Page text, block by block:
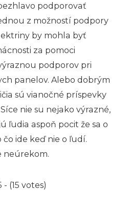
podporovať
z možností podpory
by mohla byť
za pomoci
podporov pri
panelov. Alebo dobrým
sú vianočné príspevky
nie su nejako výrazné,
ľudia aspoň pocit že sa o
ide keď nie o ľudí.
neúrekom.
- (15 votes)